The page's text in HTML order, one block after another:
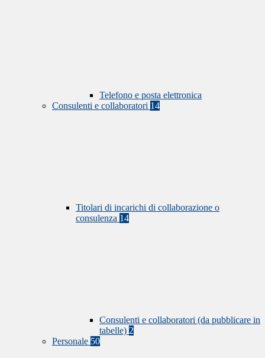
Telefono e posta elettronica
Consulenti e collaboratori 14
Titolari di incarichi di collaborazione o
consulenza 14
Consulenti e collaboratori (da pubblicare in
tabelle) 2
Personale 50